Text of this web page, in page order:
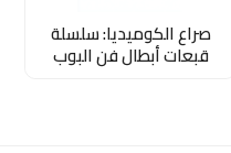
صراع الكوميديا: سلسلة
قبعات أبطال فن البوب